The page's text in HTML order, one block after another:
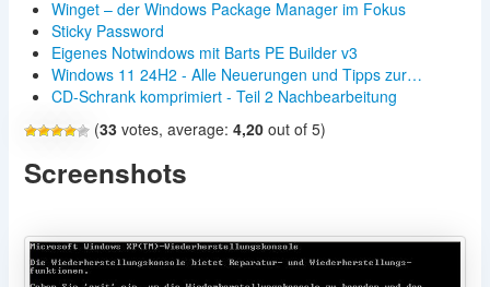
Winget – der Windows Package Manager im Fokus
Sticky Password
Eigenes Notwindows mit Barts PE Builder v3
Windows 11 24H2 - Alle Neuerungen und Tipps zur…
CD-Schrank komprimiert - Teil 2 Nachbearbeitung
(33votes, average: 4,20out of 5)
Screenshots